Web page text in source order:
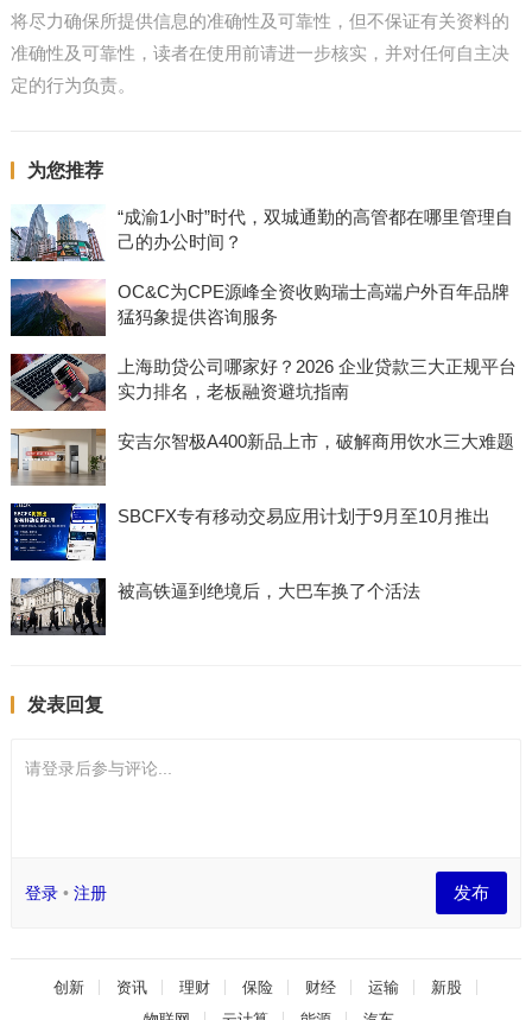
将尽力确保所提供信息的准确性及可靠性，但不保证有关资料的
准确性及可靠性，读者在使用前请进一步核实，并对任何自主决
定的行为负责。
为您推荐
“成渝1小时”时代，双城通勤的高管都在哪里管理自
己的办公时间？
OC&C为CPE源峰全资收购瑞士高端户外百年品牌
猛犸象提供咨询服务
上海助贷公司哪家好？2026 企业贷款三大正规平台
实力排名，老板融资避坑指南
安吉尔智极A400新品上市，破解商用饮水三大难题
SBCFX专有移动交易应用计划于9月至10月推出
被高铁逼到绝境后，大巴车换了个活法
发表回复
请登录后参与评论...
登录• 注册 发布
创新 资讯 理财 保险 财经 运输
新股